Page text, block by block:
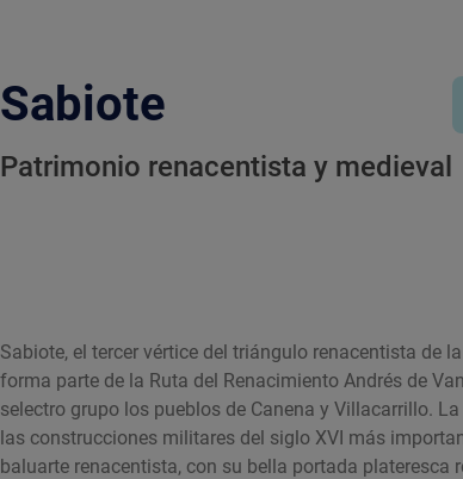
Sabiote
Patrimonio renacentista y medieval
Sabiote, el tercer vértice del triángulo renacentista de
forma parte de la Ruta del Renacimiento Andrés de
selectro grupo los pueblos de Canena y Villacarrillo.
las construcciones militares del siglo XVI más
baluarte renacentista, con su bella portada